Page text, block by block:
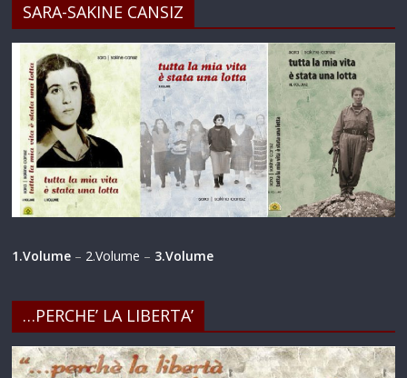
SARA-SAKINE CANSIZ
1.Volume – 2.Volume – 3.Volume
…PERCHE’ LA LIBERTA’